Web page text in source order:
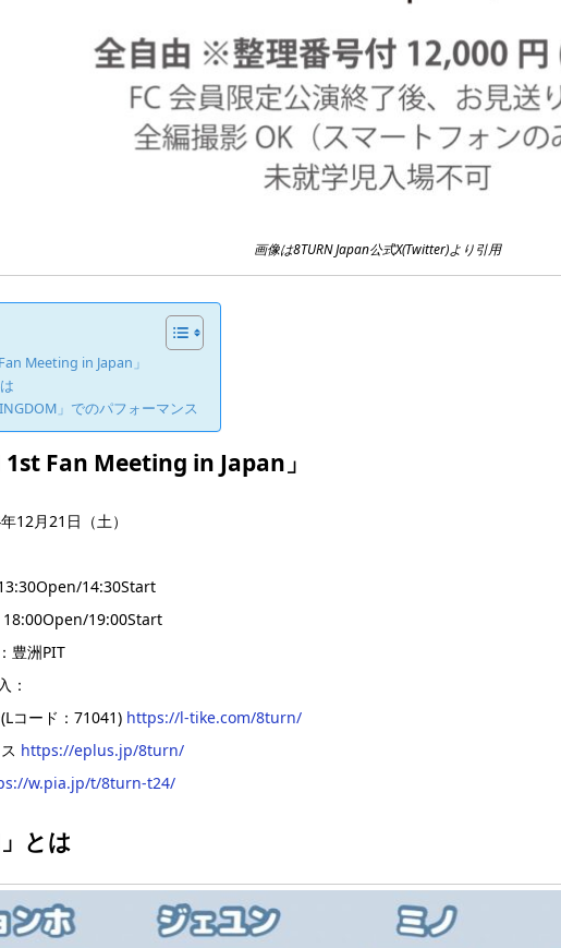
画像は8TURN Japan公式X(Twitter)より引用
Meeting in Japan」
」でのパフォーマンス
1st Fan Meeting in Japan」
12月21日（土）
14:30Start
18:00Open/19:00Start
豊洲PIT
：
コード：71041) https://l-tike.com/8turn/
https://eplus.jp/8turn/
w.pia.jp/t/8turn-t24/
」とは